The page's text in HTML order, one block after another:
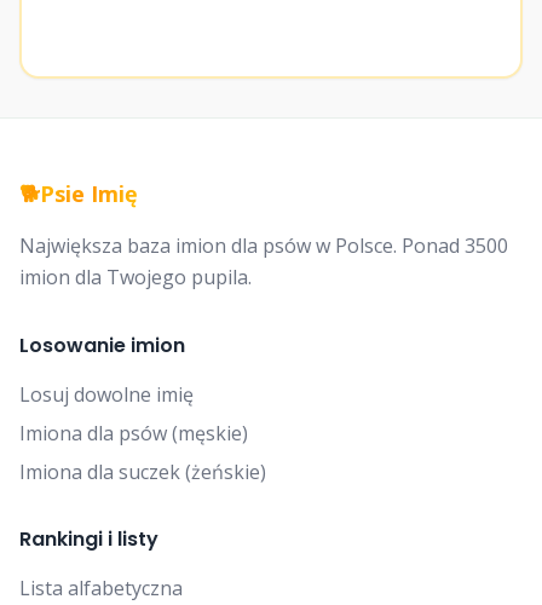
🐕Psie Imię
Największa baza imion dla psów w Polsce. Ponad 3500
imion dla Twojego pupila.
Losowanie imion
Losuj dowolne imię
Imiona dla psów (męskie)
Imiona dla suczek (żeńskie)
Rankingi i listy
Lista alfabetyczna